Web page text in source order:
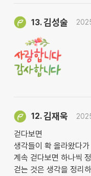
13.김성술
12.김재욱
걷다보면
생각들이 확 올라왔다가
계속 걷다보면 하나씩
걷는 것은 생각을 정리하